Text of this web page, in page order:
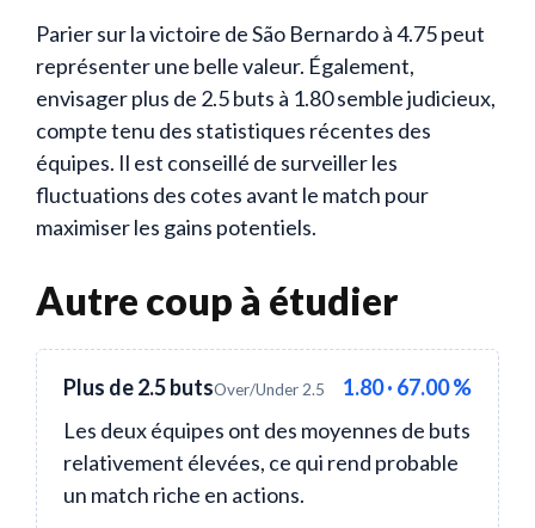
Parier sur la victoire de São Bernardo à 4.75 peut
représenter une belle valeur. Également,
envisager plus de 2.5 buts à 1.80 semble judicieux,
compte tenu des statistiques récentes des
équipes. Il est conseillé de surveiller les
fluctuations des cotes avant le match pour
maximiser les gains potentiels.
Autre coup à étudier
Plus de 2.5 butsOver/Under 2.5
1.80 · 67.00 %
Les deux équipes ont des moyennes de buts
relativement élevées, ce qui rend probable
un match riche en actions.